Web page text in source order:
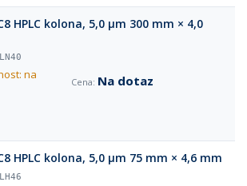
HPLC kolona, 5,0 µm 300 mm × 4,0
na
Na dotaz
HPLC kolona, 5,0 µm 75 mm × 4,6 mm